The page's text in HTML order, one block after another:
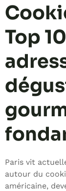
Top
Paris vit
autour du
américaine,